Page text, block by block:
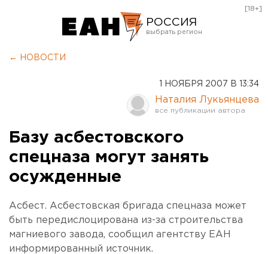
РОССИЯ
Оренбург
[18+]
← НОВОСТИ
1 НОЯБРЯ 2007 В 13:34
Наталия Лукьянцева
Базу асбестовского
спецназа могут занять
осужденные
Асбест. Асбестовская бригада спецназа может
быть передислоцирована из-за строительства
магниевого завода, сообщил агентству ЕАН
информированный источник.